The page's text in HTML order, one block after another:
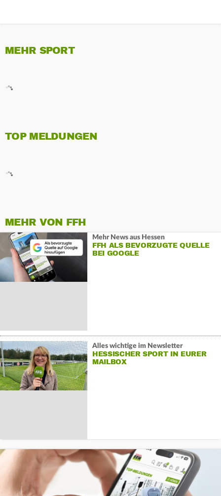
MEHR SPORT
TOP MELDUNGEN
MEHR VON FFH
Mehr News aus Hessen
FFH ALS BEVORZUGTE QUELLE
BEI GOOGLE
Alles wichtige im Newsletter
HESSISCHER SPORT IN EURER
MAILBOX